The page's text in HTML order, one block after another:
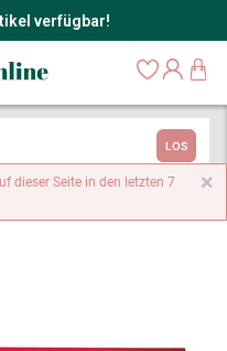
verfügbar!
LOS
×
dieser Seite in den letzten 7